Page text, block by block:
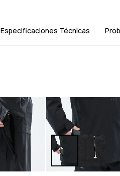
Especificaciones Técnicas